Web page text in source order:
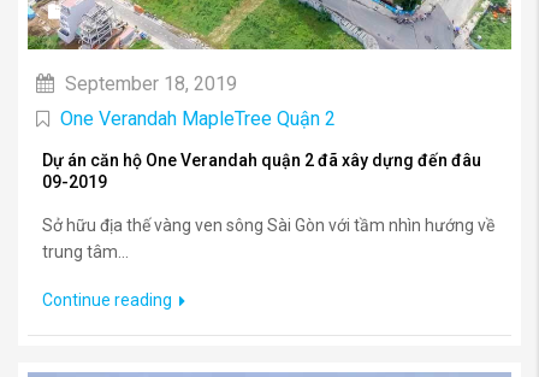
September 18, 2019
One Verandah MapleTree Quận 2
Dự án căn hộ One Verandah quận 2 đã xây dựng đến đâu
09-2019
Sở hữu địa thế vàng ven sông Sài Gòn với tầm nhìn hướng về
trung tâm...
Continue reading